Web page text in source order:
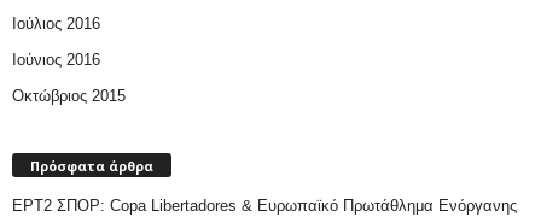
Ιούλιος 2016
Ιούνιος 2016
Οκτώβριος 2015
Πρόσφατα άρθρα
ΕΡΤ2 ΣΠΟΡ: Copa Libertadores & Ευρωπαϊκό Πρωτάθλημα Ενόργανης